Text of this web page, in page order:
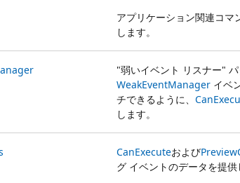
アプリケーション関連コマ
します。
"弱いイベント リスナー"
WeakEventManager イベ
チできるように、
します。
CanExecuteおよび
グ イベントのデータを提供